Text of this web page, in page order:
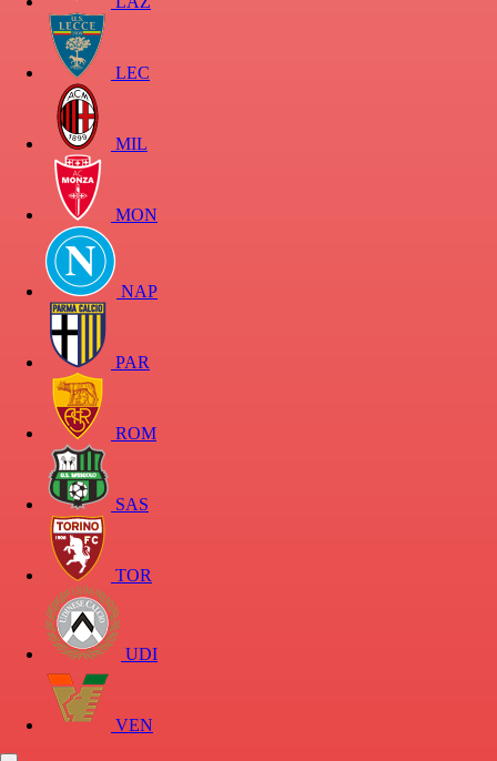
LEC
MIL
MON
NAP
PAR
ROM
SAS
TOR
UDI
VEN